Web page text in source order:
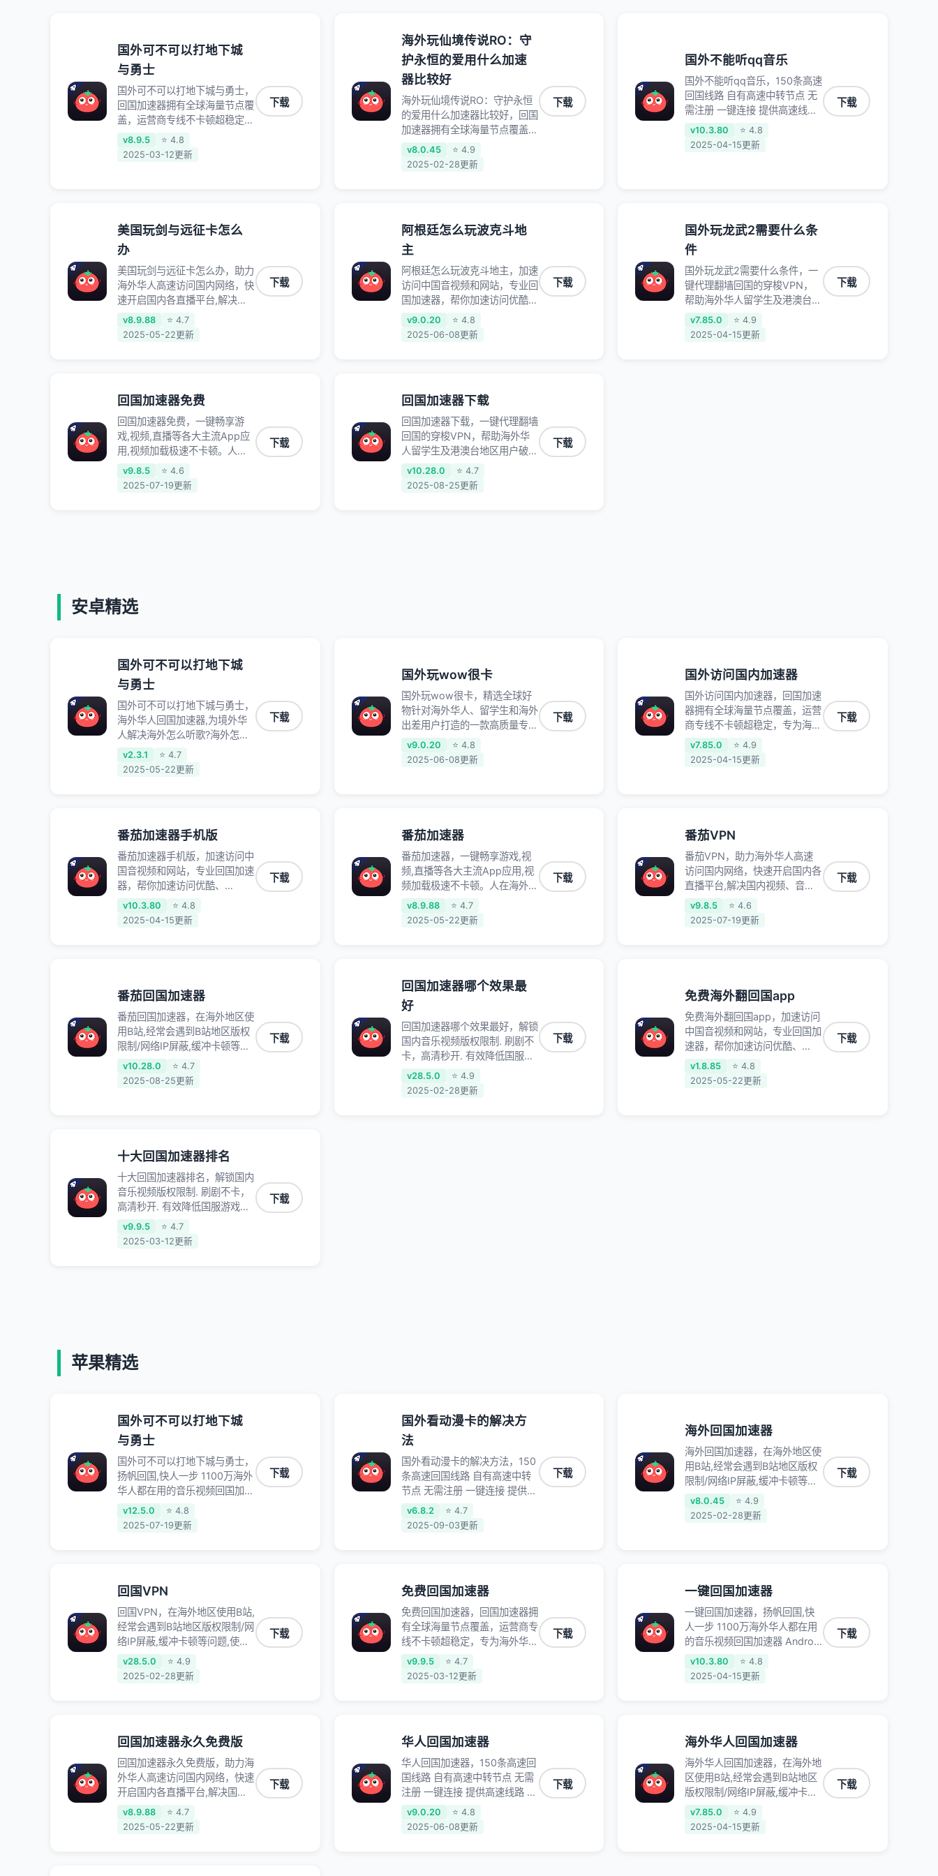
国外可不可以打地下城
与勇士
国外可不可以打地下城与勇士，
回国加速器拥有全球海量节点覆
盖，运营商专线不卡顿超稳定，
专为海外华人和留学生打造，帮
助海外华人免除地域限制，随时
v8.9.5
⭐ 4.8
2025-03-12更新
下载
海外玩仙境传说RO：守
护永恒的爱用什么加速
器比较好
海外玩仙境传说RO：守护永恒
的爱用什么加速器比较好，回国
加速器拥有全球海量节点覆盖，
运营商专线不卡顿超稳定，专为
海外华人和留学生打造，帮助海
v8.0.45
⭐ 4.9
2025-02-28更新
下载
国外不能听qq音乐
国外不能听qq音乐，150条高速
回国线路 自有高速中转节点 无
需注册 一键连接 提供高速线路
应用内直达视频音乐app,快人
一步 应用模式 App互不干扰 不
v10.3.80
⭐ 4.8
2025-04-15更新
下载
美国玩剑与远征卡怎么
办
美国玩剑与远征卡怎么办，助力
海外华人高速访问国内网络，快
速开启国内各直播平台,解决国
内视频、音乐卡顿问题；更能加
速海量国服游戏，超低延迟稳定
v8.9.88
⭐ 4.7
2025-05-22更新
下载
阿根廷怎么玩波克斗地
主
阿根廷怎么玩波克斗地主，加速
访问中国音视频和网站，专业回
国加速器，帮你加速访问优酷、
bilibili、腾讯视频、爱奇艺等，
加速国服游戏，例如原神、阴阳
各种服务,回国加速器致力于帮
助海外华人和留学生、港澳台地
区用户提供最好的回国游戏和音
乐视频加速服务，可以在海外或
港澳台地区流畅加速国服游戏和
音视频服务，提供专业稳定的全
球回国线路和游戏加速专线。能
v9.0.20
⭐ 4.8
2025-06-08更新
下载
国外玩龙武2需要什么条
件
国外玩龙武2需要什么条件，一
键代理翻墙回国的穿梭VPN，
帮助海外华人留学生及港澳台地
区用户破除地区版权限制问题，
一键降低游戏延迟，加速访问中
v7.85.0
⭐ 4.9
2025-04-15更新
下载
回国加速器免费
回国加速器免费，一键畅享游
戏,视频,直播等各大主流App应
用,视频加载极速不卡顿。人在
海外听歌,玩国服游戏 简单易
用。
v9.8.5
⭐ 4.6
2025-07-19更新
下载
回国加速器下载
回国加速器下载，一键代理翻墙
回国的穿梭VPN，帮助海外华
人留学生及港澳台地区用户破除
地区版权限制问题，一键降低游
戏延迟，加速访问中国网站、游
v10.28.0
⭐ 4.7
2025-08-25更新
下载
安卓精选
国外可不可以打地下城
与勇士
国外可不可以打地下城与勇士，
海外华人回国加速器,为境外华
人解决海外怎么听歌?海外怎么
看剧?海外怎么玩游戏不卡等境
外难题,全球回国稳定国内节点,
v2.3.1
⭐ 4.7
2025-05-22更新
下载
国外玩wow很卡
国外玩wow很卡，精选全球好
物针对海外华人、留学生和海外
出差用户打造的一款高质量专属
回国加速器,只要身处海外即可
一键加速畅享国内网络:追剧听
v9.0.20
⭐ 4.8
2025-06-08更新
下载
国外访问国内加速器
国外访问国内加速器，回国加速
器拥有全球海量节点覆盖，运营
商专线不卡顿超稳定，专为海外
华人和留学生打造，帮助海外华
人免除地域限制，随时高速稳定
v7.85.0
⭐ 4.9
2025-04-15更新
下载
番茄加速器手机版
番茄加速器手机版，加速访问中
国音视频和网站，专业回国加速
器，帮你加速访问优酷、
bilibili、腾讯视频、爱奇艺等，
加速国服游戏，例如原神、阴阳
各种服务,回国加速器致力于帮
助海外华人和留学生、港澳台地
区用户提供最好的回国游戏和音
乐视频加速服务，可以在海外或
港澳台地区流畅加速国服游戏和
音视频服务，提供专业稳定的全
球回国线路和游戏加速专线。能
制，带你穿梭加速回国。目前已
有上百万用户，用户整体好评
95%以上，一对一在线客服支
持，保障你的使用体验。
v10.3.80
⭐ 4.8
2025-04-15更新
下载
番茄加速器
番茄加速器，一键畅享游戏,视
频,直播等各大主流App应用,视
频加载极速不卡顿。人在海外听
歌,玩国服游戏 简单易用。
v8.9.88
⭐ 4.7
2025-05-22更新
下载
番茄VPN
番茄VPN，助力海外华人高速
访问国内网络，快速开启国内各
直播平台,解决国内视频、音乐
卡顿问题；更能加速海量国服游
戏，超低延迟稳定不掉线,畅享
v9.8.5
⭐ 4.6
2025-07-19更新
下载
番茄回国加速器
番茄回国加速器，在海外地区使
用B站,经常会遇到B站地区版权
限制/网络IP屏蔽,缓冲卡顿等问
题,使用我们的哔哩哔哩专用回
国VPN,可加速解决各类网络问
v10.28.0
⭐ 4.7
2025-08-25更新
下载
回国加速器哪个效果最
好
回国加速器哪个效果最好，解锁
国内音乐视频版权限制. 刷剧不
卡，高清秒开. 有效降低国服游
戏延迟. 提升国内主流应用访问
速度 ; 独创加速黑科技 · 海量边
v28.5.0
⭐ 4.9
2025-02-28更新
下载
免费海外翻回国app
免费海外翻回国app，加速访问
中国音视频和网站，专业回国加
速器，帮你加速访问优酷、
bilibili、腾讯视频、爱奇艺等，
加速国服游戏，例如原神、阴阳
v1.8.85
⭐ 4.8
2025-05-22更新
下载
十大回国加速器排名
十大回国加速器排名，解锁国内
音乐视频版权限制. 刷剧不卡，
高清秒开. 有效降低国服游戏延
迟. 提升国内主流应用访问速度
; 独创加速黑科技 · 海量边缘. 动
v9.9.5
⭐ 4.7
2025-03-12更新
下载
苹果精选
国外可不可以打地下城
与勇士
国外可不可以打地下城与勇士，
扬帆回国,快人一步 1100万海外
华人都在用的音乐视频回国加速
器 Android iOS Windows
Mac TV VIP 支持多种加速场景
v12.5.0
⭐ 4.8
2025-07-19更新
下载
国外看动漫卡的解决方
法
国外看动漫卡的解决方法，150
条高速回国线路 自有高速中转
节点 无需注册 一键连接 提供高
速线路 应用内直达视频音乐
app,快人一步 应用模式 App互
v6.8.2
⭐ 4.7
2025-09-03更新
下载
海外回国加速器
海外回国加速器，在海外地区使
用B站,经常会遇到B站地区版权
限制/网络IP屏蔽,缓冲卡顿等问
题,使用我们的哔哩哔哩专用回
国VPN,可加速解决各类网络问
v8.0.45
⭐ 4.9
2025-02-28更新
下载
回国VPN
回国VPN，在海外地区使用B站,
经常会遇到B站地区版权限制/网
络IP屏蔽,缓冲卡顿等问题,使用
我们的哔哩哔哩专用回国VPN,
可加速解决各类网络问题,一键
v28.5.0
⭐ 4.9
2025-02-28更新
下载
免费回国加速器
免费回国加速器，回国加速器拥
有全球海量节点覆盖，运营商专
线不卡顿超稳定，专为海外华人
和留学生打造，帮助海外华人免
除地域限制，随时高速稳定低延
v9.9.5
⭐ 4.7
2025-03-12更新
下载
一键回国加速器
一键回国加速器，扬帆回国,快
人一步 1100万海外华人都在用
的音乐视频回国加速器 Android
iOS Windows Mac TV VIP 支
持多种加速场景 了解更多 看视
v10.3.80
⭐ 4.8
2025-04-15更新
下载
回国加速器永久免费版
回国加速器永久免费版，助力海
外华人高速访问国内网络，快速
开启国内各直播平台,解决国内
视频、音乐卡顿问题；更能加速
海量国服游戏，超低延迟稳定不
v8.9.88
⭐ 4.7
2025-05-22更新
下载
华人回国加速器
华人回国加速器，150条高速回
国线路 自有高速中转节点 无需
注册 一键连接 提供高速线路 应
用内直达视频音乐app,快人一
步 应用模式 App互不干扰 不间
v9.0.20
⭐ 4.8
2025-06-08更新
下载
海外华人回国加速器
海外华人回国加速器，在海外地
区使用B站,经常会遇到B站地区
版权限制/网络IP屏蔽,缓冲卡顿
等问题,使用我们的哔哩哔哩专
用回国VPN,可加速解决各类网
v7.85.0
⭐ 4.9
2025-04-15更新
下载